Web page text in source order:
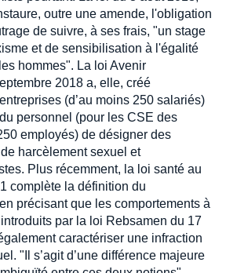
outre une amende, l'obligation
de suivre, à ses frais, "un stage
et de sensibilisation à l'égalité
hommes". La loi Avenir
2018 a, elle, créé
(d’au moins 250 salariés)
personnel (pour les CSE des
employés) de désigner des
harcèlement sexuel et
Plus récemment, la loi santé au
complète la définition du
précisant que les comportements à
par la loi Rebsamen du 17
caractériser une infraction
"Il s’agit d’une différence majeure